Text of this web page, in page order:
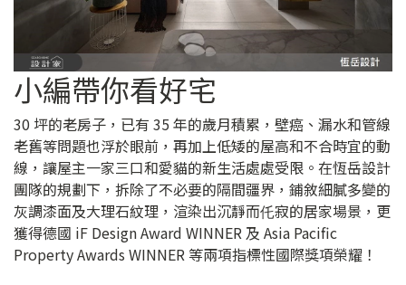
小編帶你看好宅
30 坪的老房子，已有 35 年的歲月積累，壁癌、漏水和管線
老舊等問題也浮於眼前，再加上低矮的屋高和不合時宜的動
線，讓屋主一家三口和愛貓的新生活處處受限。在恆岳設計
團隊的規劃下，拆除了不必要的隔間疆界，鋪敘細膩多變的
灰調漆面及大理石紋理，渲染出沉靜而仛寂的居家場景，更
獲得德國 iF Design Award WINNER 及 Asia Pacific
Property Awards WINNER 等兩項指標性國際獎項榮耀！